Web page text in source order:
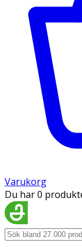
Varukorg
Du har 0